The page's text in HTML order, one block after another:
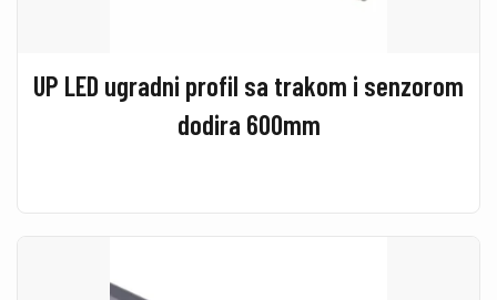
UP LED ugradni profil sa trakom i senzorom
dodira 600mm